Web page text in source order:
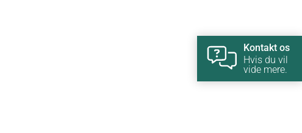
Kontakt os
Hvis du vil
vide mere.